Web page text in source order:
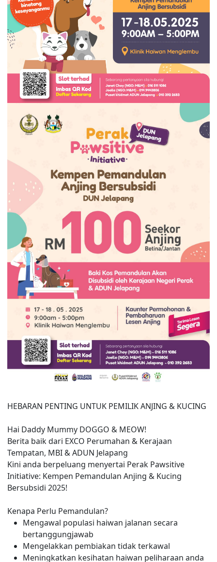
HEBARAN PENTING UNTUK PEMILIK ANJING & KUCING
Hai Daddy Mummy DOGGO & MEOW!
Berita baik dari EXCO Perumahan & Kerajaan
Tempatan, MBI & ADUN Jelapang
Kini anda berpeluang menyertai Perak Pawsitive
Initiative: Kempen Pemandulan Anjing & Kucing
Bersubsidi 2025!
Kenapa Perlu Pemandulan?
Mengawal populasi haiwan jalanan secara
bertanggungjawab
Mengelakkan pembiakan tidak terkawal
Meningkatkan kesihatan haiwan peliharaan anda